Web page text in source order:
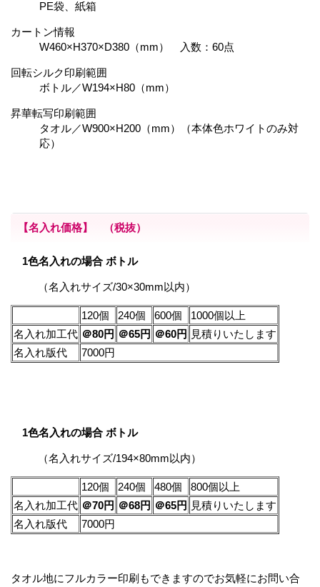
PE袋、紙箱
カートン情報
W460×H370×D380（mm） 入数：60点
回転シルク印刷範囲
ボトル／W194×H80（mm）
昇華転写印刷範囲
タオル／W900×H200（mm）（本体色ホワイトのみ対
応）
【名入れ価格】 （税抜）
1色名入れの場合 ボトル
（名入れサイズ/30×30mm以内）
120個 240個 600個
1000個以上
名入れ加工代 ＠80円 ＠65円 ＠60円 見積りいたします
名入れ版代
7000円
1色名入れの場合 ボトル
（名入れサイズ/194×80mm以内）
120個 240個 480個
800個以上
名入れ加工代 ＠70円 ＠68円 ＠65円 見積りいたします
名入れ版代
7000円
タオル地にフルカラー印刷もできますのでお気軽にお問い合